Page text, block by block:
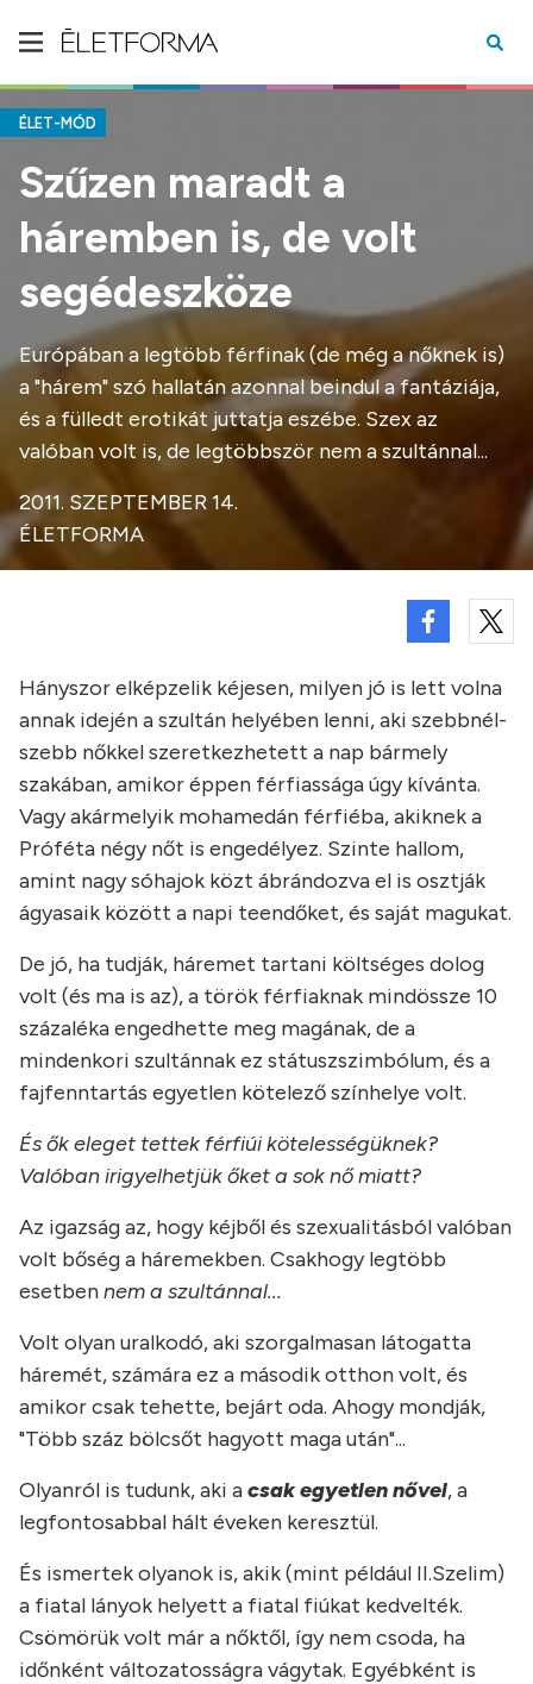
ÉLET-MÓD
Szűzen maradt a
háremben is, de volt
segédeszköze
Európában a legtöbb férfinak (de még a nőknek is)
a "hárem" szó hallatán azonnal beindul a fantáziája,
és a fülledt erotikát juttatja eszébe. Szex az
valóban volt is, de legtöbbször nem a szultánnal...
2011. SZEPTEMBER 14.
ÉLETFORMA
Hányszor elképzelik kéjesen, milyen jó is lett volna
annak idején a szultán helyében lenni, aki szebbnél-
szebb nőkkel szeretkezhetett a nap bármely
szakában, amikor éppen férfiassága úgy kívánta.
Vagy akármelyik mohamedán férfiéba, akiknek a
Próféta négy nőt is engedélyez. Szinte hallom,
amint nagy sóhajok közt ábrándozva el is osztják
ágyasaik között a napi teendőket, és saját magukat.
De jó, ha tudják, háremet tartani költséges dolog
volt (és ma is az), a török férfiaknak mindössze 10
százaléka engedhette meg magának, de a
mindenkori szultánnak ez státuszszimbólum, és a
fajfenntartás egyetlen kötelező színhelye volt.
És ők eleget tettek férfiúi kötelességüknek?
Valóban irigyelhetjük őket a sok nő miatt?
Az igazság az, hogy kéjből és szexualitásból valóban
volt bőség a háremekben. Csakhogy legtöbb
esetbennem a szultánnal...
Volt olyan uralkodó, aki szorgalmasan látogatta
háremét, számára ez a második otthon volt, és
amikor csak tehette, bejárt oda. Ahogy mondják,
"Több száz bölcsőt hagyott maga után"...
Olyanról is tudunk, aki acsak egyetlen nővel, a
legfontosabbal hált éveken keresztül.
És ismertek olyanok is, akik (mint például II.Szelim)
a fiatal lányok helyett a fiatal fiúkat kedvelték.
Csömörük volt már a nőktől, így nem csoda, ha
időnként változatosságra vágytak. Egyébként is